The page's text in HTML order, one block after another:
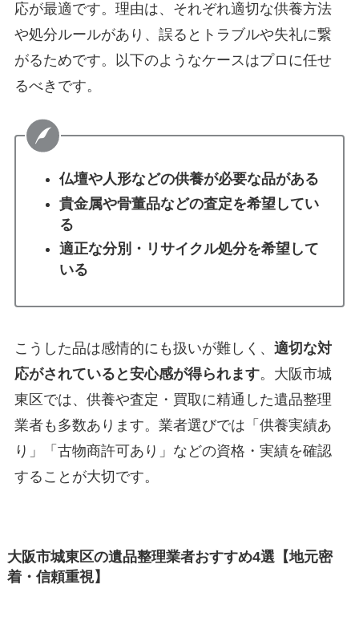
応が最適です。理由は、それぞれ適切な供養方法
や処分ルールがあり、誤るとトラブルや失礼に繋
がるためです。以下のようなケースはプロに任せ
るべきです。
仏壇や人形などの供養が必要な品がある
貴金属や骨董品などの査定を希望してい
る
適正な分別・リサイクル処分を希望して
いる
こうした品は感情的にも扱いが難しく、 適切な対
応がされていると安心感が得られます。大阪市城
東区では、供養や査定・買取に精通した遺品整理
業者も多数あります。業者選びでは「供養実績あ
り」「古物商許可あり」などの資格・実績を確認
することが大切です。
大阪市城東区の遺品整理業者おすすめ4選【地元密
着・信頼重視】